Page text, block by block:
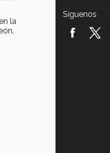
la
Síguenos